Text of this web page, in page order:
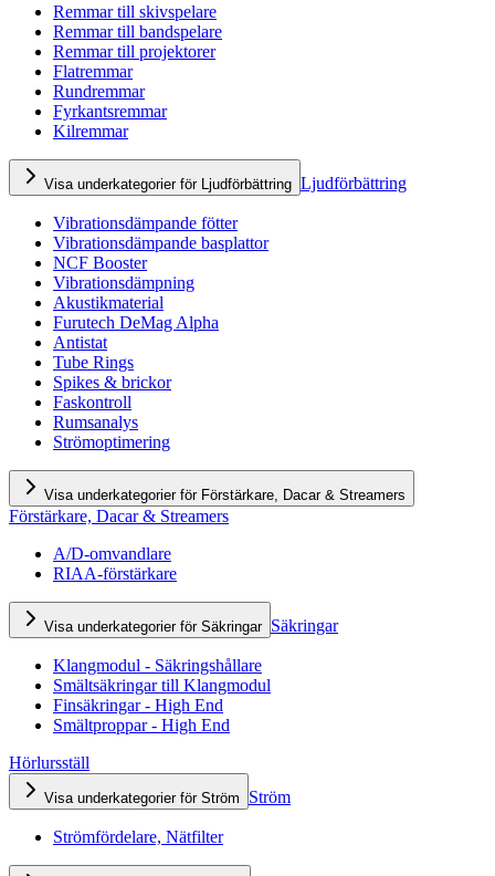
Remmar till skivspelare
Remmar till bandspelare
Remmar till projektorer
Flatremmar
Rundremmar
Fyrkantsremmar
Kilremmar
Visa underkategorier för Ljudförbättring Ljudförbättring
Vibrationsdämpande fötter
Vibrationsdämpande basplattor
NCF Booster
Vibrationsdämpning
Akustikmaterial
Furutech DeMag Alpha
Antistat
Tube Rings
Spikes & brickor
Faskontroll
Rumsanalys
Strömoptimering
Visa underkategorier för Förstärkare, Dacar & Streamers
Förstärkare, Dacar & Streamers
A/D-omvandlare
RIAA-förstärkare
Visa underkategorier för Säkringar Säkringar
Klangmodul - Säkringshållare
Smältsäkringar till Klangmodul
Finsäkringar - High End
Smältproppar - High End
Hörlursställ
Visa underkategorier för Ström Ström
Strömfördelare, Nätfilter